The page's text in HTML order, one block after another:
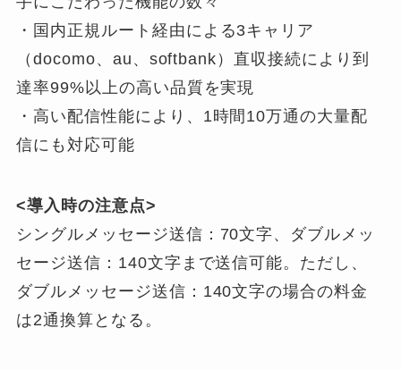
・国内正規ルート経由による3キャリア
（docomo、au、softbank）直収接続により到
達率99%以上の高い品質を実現
・高い配信性能により、1時間10万通の大量配
信にも対応可能
<導入時の注意点>
シングルメッセージ送信：70文字、ダブルメッ
セージ送信：140文字まで送信可能。ただし、
ダブルメッセージ送信：140文字の場合の料金
は2通換算となる。